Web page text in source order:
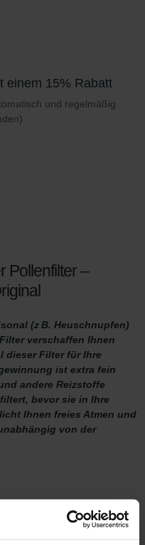
einem 15% Rabatt
und regelmäßig
Pollenfilter –
(z B. Heuschnupfen)
verschaffen Ihnen
dieser Filter für Ihre
ist extra fein
andere Reizstoffe
bevor sie in Ihre
Ihnen freies Atmen und
von der
landwirtschaftlicher
Holzöfen gelangen leicht in
verursachen oder